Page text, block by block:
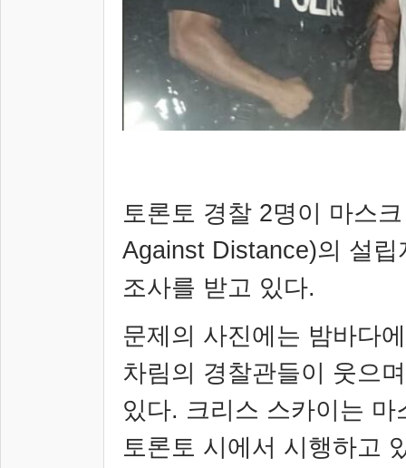
토론토 경찰 2명이 마스
Against Distance)의 설
조사를 받고 있다.
문제의 사진에는 밤바다
차림의 경찰관들이 웃으
있다. 크리스 스카이는
토론토 시에서 시행하고